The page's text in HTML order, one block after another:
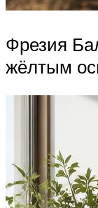
Фрезия
жёлтым